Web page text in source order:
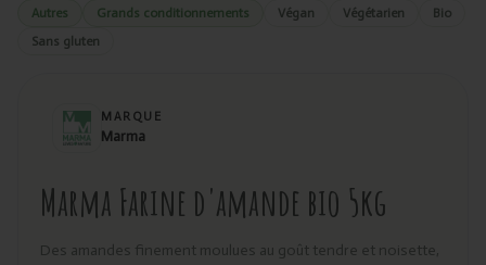
Autres Grands conditionnements Végan Végétarien
Bio
Sans gluten
MARQUE
Marma
Marma Farine d'amande bio 5kg
Des amandes finement moulues au goût tendre et noisette,